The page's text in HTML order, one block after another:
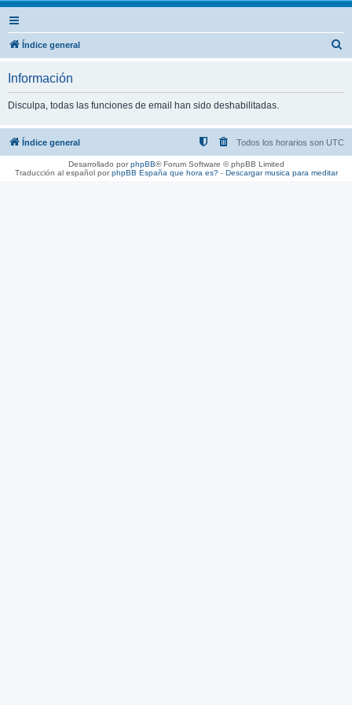
Índice general
Información
Disculpa, todas las funciones de email han sido deshabilitadas.
Índice general Todos los horarios son UTC
Desarrollado porphpBB® Forum Software © phpBB Limited
Traducción al español porphpBB España que hora es?- Descargar musica para meditar